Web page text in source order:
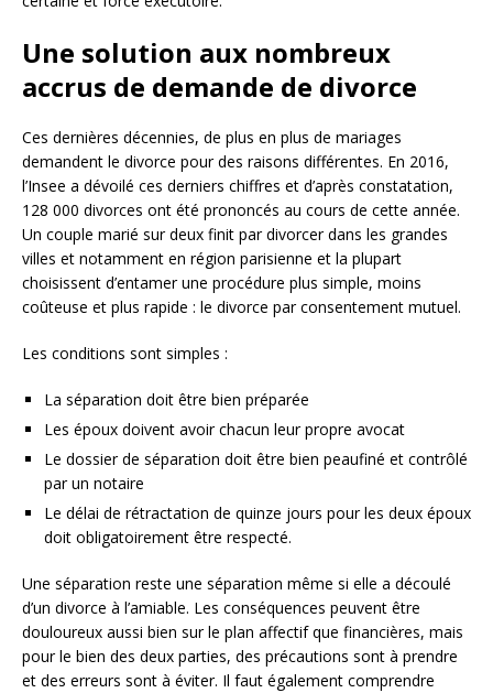
Une solution aux nombreux
accrus de demande de divorce
Ces dernières décennies, de plus en plus de mariages
demandent le divorce pour des raisons différentes. En 2016,
l’Insee a dévoilé ces derniers chiffres et d’après constatation,
128 000 divorces ont été prononcés au cours de cette année.
Un couple marié sur deux finit par divorcer dans les grandes
villes et notamment en région parisienne et la plupart
choisissent d’entamer une procédure plus simple, moins
coûteuse et plus rapide : le divorce par consentement mutuel.
Les conditions sont simples :
La séparation doit être bien préparée
Les époux doivent avoir chacun leur propre avocat
Le dossier de séparation doit être bien peaufiné et contrôlé
par un notaire
Le délai de rétractation de quinze jours pour les deux époux
doit obligatoirement être respecté.
Une séparation reste une séparation même si elle a découlé
d’un divorce à l’amiable. Les conséquences peuvent être
douloureux aussi bien sur le plan affectif que financières, mais
pour le bien des deux parties, des précautions sont à prendre
et des erreurs sont à éviter. Il faut également comprendre